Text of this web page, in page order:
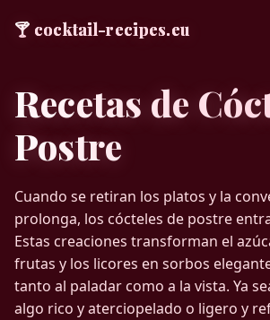
🍸 cocktail-recipes.eu
Recetas de
Postre
Cuando se retiran los platos y la
prolonga, los cócteles de postre
Estas creaciones transforman el
frutas y los licores en sorbos
tanto al paladar como a la vista. Ya
algo rico y aterciopelado o ligero y